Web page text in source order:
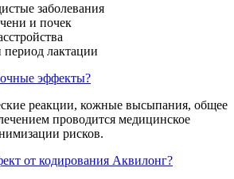
заболевания
и почек
период лактации
эффекты?
реакции, кожные высыпания, общее
проводится медицинское
рисков.
от кодирования Аквилонг?